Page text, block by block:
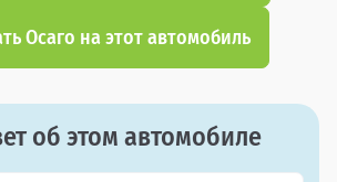
Осаго на этот автомобиль
об этом автомобиле